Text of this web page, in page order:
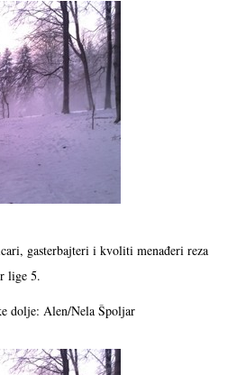
gasterbajteri i kvoliti menađeri reza
lige 5.
dolje: Alen/Nela Špoljar